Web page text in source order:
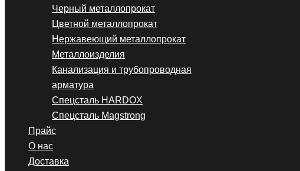
Черный металлопрокат
Цветной металлопрокат
Нержавеющий металлопрокат
Металлоизделия
Канализация и трубопроводная
арматура
Спецсталь HARDOX
Спецсталь Magstrong
Прайс
О нас
Доставка